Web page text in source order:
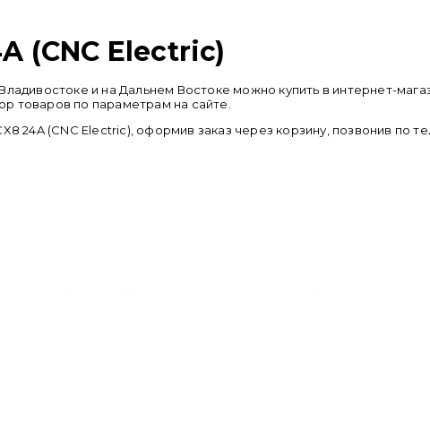
(CNC Electric)
и на Дальнем Востоке можно купить в интернет-
товаров по параметрам на сайте.
24A (CNC Electric), оформив заказ через корзину, позвонив по